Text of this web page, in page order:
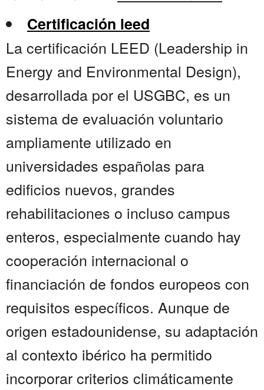
Certificación leed
La certificación LEED (Leadership in
Energy and Environmental Design),
desarrollada por el USGBC, es un
sistema de evaluación voluntario
ampliamente utilizado en
universidades españolas para
edificios nuevos, grandes
rehabilitaciones o incluso campus
enteros, especialmente cuando hay
cooperación internacional o
financiación de fondos europeos con
requisitos específicos. Aunque de
origen estadounidense, su adaptación
al contexto ibérico ha permitido
incorporar criterios climáticamente